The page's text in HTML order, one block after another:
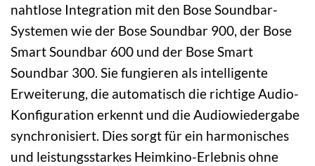
nahtlose Integration mit den Bose Soundbar-
Systemen wie der Bose Soundbar 900, der Bose
Smart Soundbar 600 und der Bose Smart
Soundbar 300. Sie fungieren als intelligente
Erweiterung, die automatisch die richtige Audio-
Konfiguration erkennt und die Audiowiedergabe
synchronisiert. Dies sorgt für ein harmonisches
und leistungsstarkes Heimkino-Erlebnis ohne